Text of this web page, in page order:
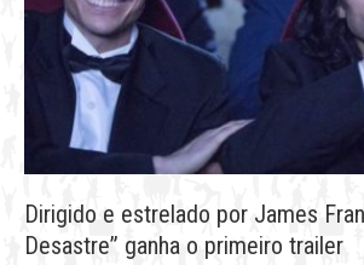
Dirigido e estrelado por James
Desastre” ganha o primeiro trailer